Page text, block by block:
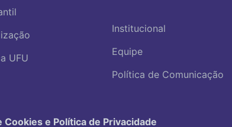
UFU
Institucional
Equipe
Política de Comunicação
Cookies e Política de Privacidade